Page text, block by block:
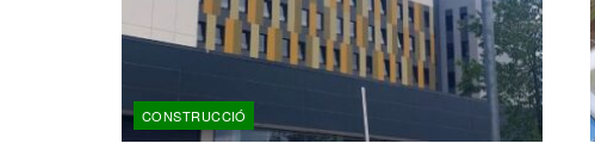
CONSTRUCCIÓ